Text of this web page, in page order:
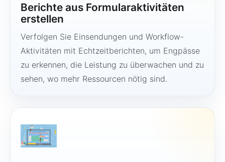
Berichte aus Formularaktivitäten
erstellen
Verfolgen Sie Einsendungen und Workflow-
Aktivitäten mit Echtzeitberichten, um Engpässe
zu erkennen, die Leistung zu überwachen und zu
sehen, wo mehr Ressourcen nötig sind.